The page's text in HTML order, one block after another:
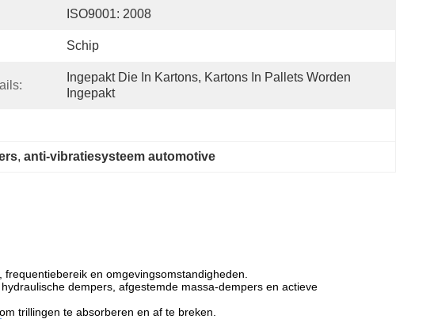
ISO9001: 2008
Schip
Ingepakt Die In Kartons, Kartons In Pallets Worden
Ingepakt
, anti-vibratiesysteem automotive
en omgevingsomstandigheden.
dempers, afgestemde massa-dempers en actieve
trillingen te absorberen en af te breken.